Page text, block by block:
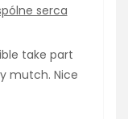
serca
take part
mutch. Nice